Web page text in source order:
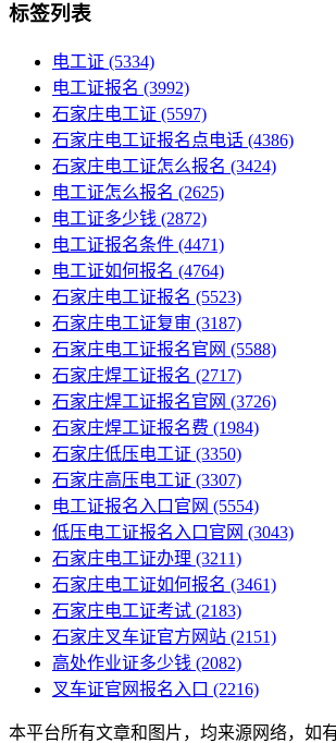
标签列表
电工证 (5334)
电工证报名 (3992)
石家庄电工证 (5597)
石家庄电工证报名点电话 (4386)
石家庄电工证怎么报名 (3424)
电工证怎么报名 (2625)
电工证多少钱 (2872)
电工证报名条件 (4471)
电工证如何报名 (4764)
石家庄电工证报名 (5523)
石家庄电工证复审 (3187)
石家庄电工证报名官网 (5588)
石家庄焊工证报名 (2717)
石家庄焊工证报名官网 (3726)
石家庄焊工证报名费 (1984)
石家庄低压电工证 (3350)
石家庄高压电工证 (3307)
电工证报名入口官网 (5554)
低压电工证报名入口官网 (3043)
石家庄电工证办理 (3211)
石家庄电工证如何报名 (3461)
石家庄电工证考试 (2183)
石家庄叉车证官方网站 (2151)
高处作业证多少钱 (2082)
叉车证官网报名入口 (2216)
本平台所有文章和图片，均来源网络，如